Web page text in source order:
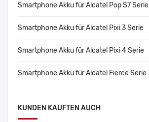
Smartphone Akku für Alcatel Pop S7 Serie
Smartphone Akku für Alcatel Pixi 3 Serie
Smartphone Akku für Alcatel Pixi 4 Serie
Smartphone Akku für Alcatel Fierce Serie
KUNDEN KAUFTEN AUCH